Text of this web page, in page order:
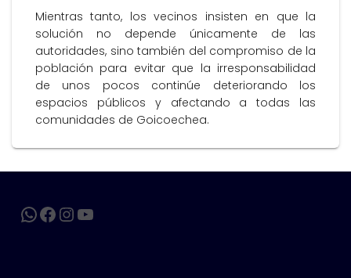
Mientras tanto, los vecinos insisten en que la
solución no depende únicamente de las
autoridades, sino también del compromiso de la
población para evitar que la irresponsabilidad
de unos pocos continúe deteriorando los
espacios públicos y afectando a todas las
comunidades de Goicoechea.